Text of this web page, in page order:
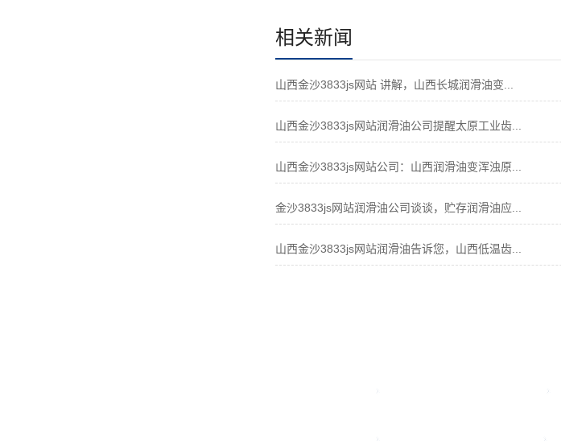
相关新闻
山西金沙3833js网站 讲解，山西长城润滑油变...
山西金沙3833js网站润滑油公司提醒太原工业齿...
山西金沙3833js网站公司：山西润滑油变浑浊原...
金沙3833js网站润滑油公司谈谈，贮存润滑油应...
山西金沙3833js网站润滑油告诉您，山西低温齿...